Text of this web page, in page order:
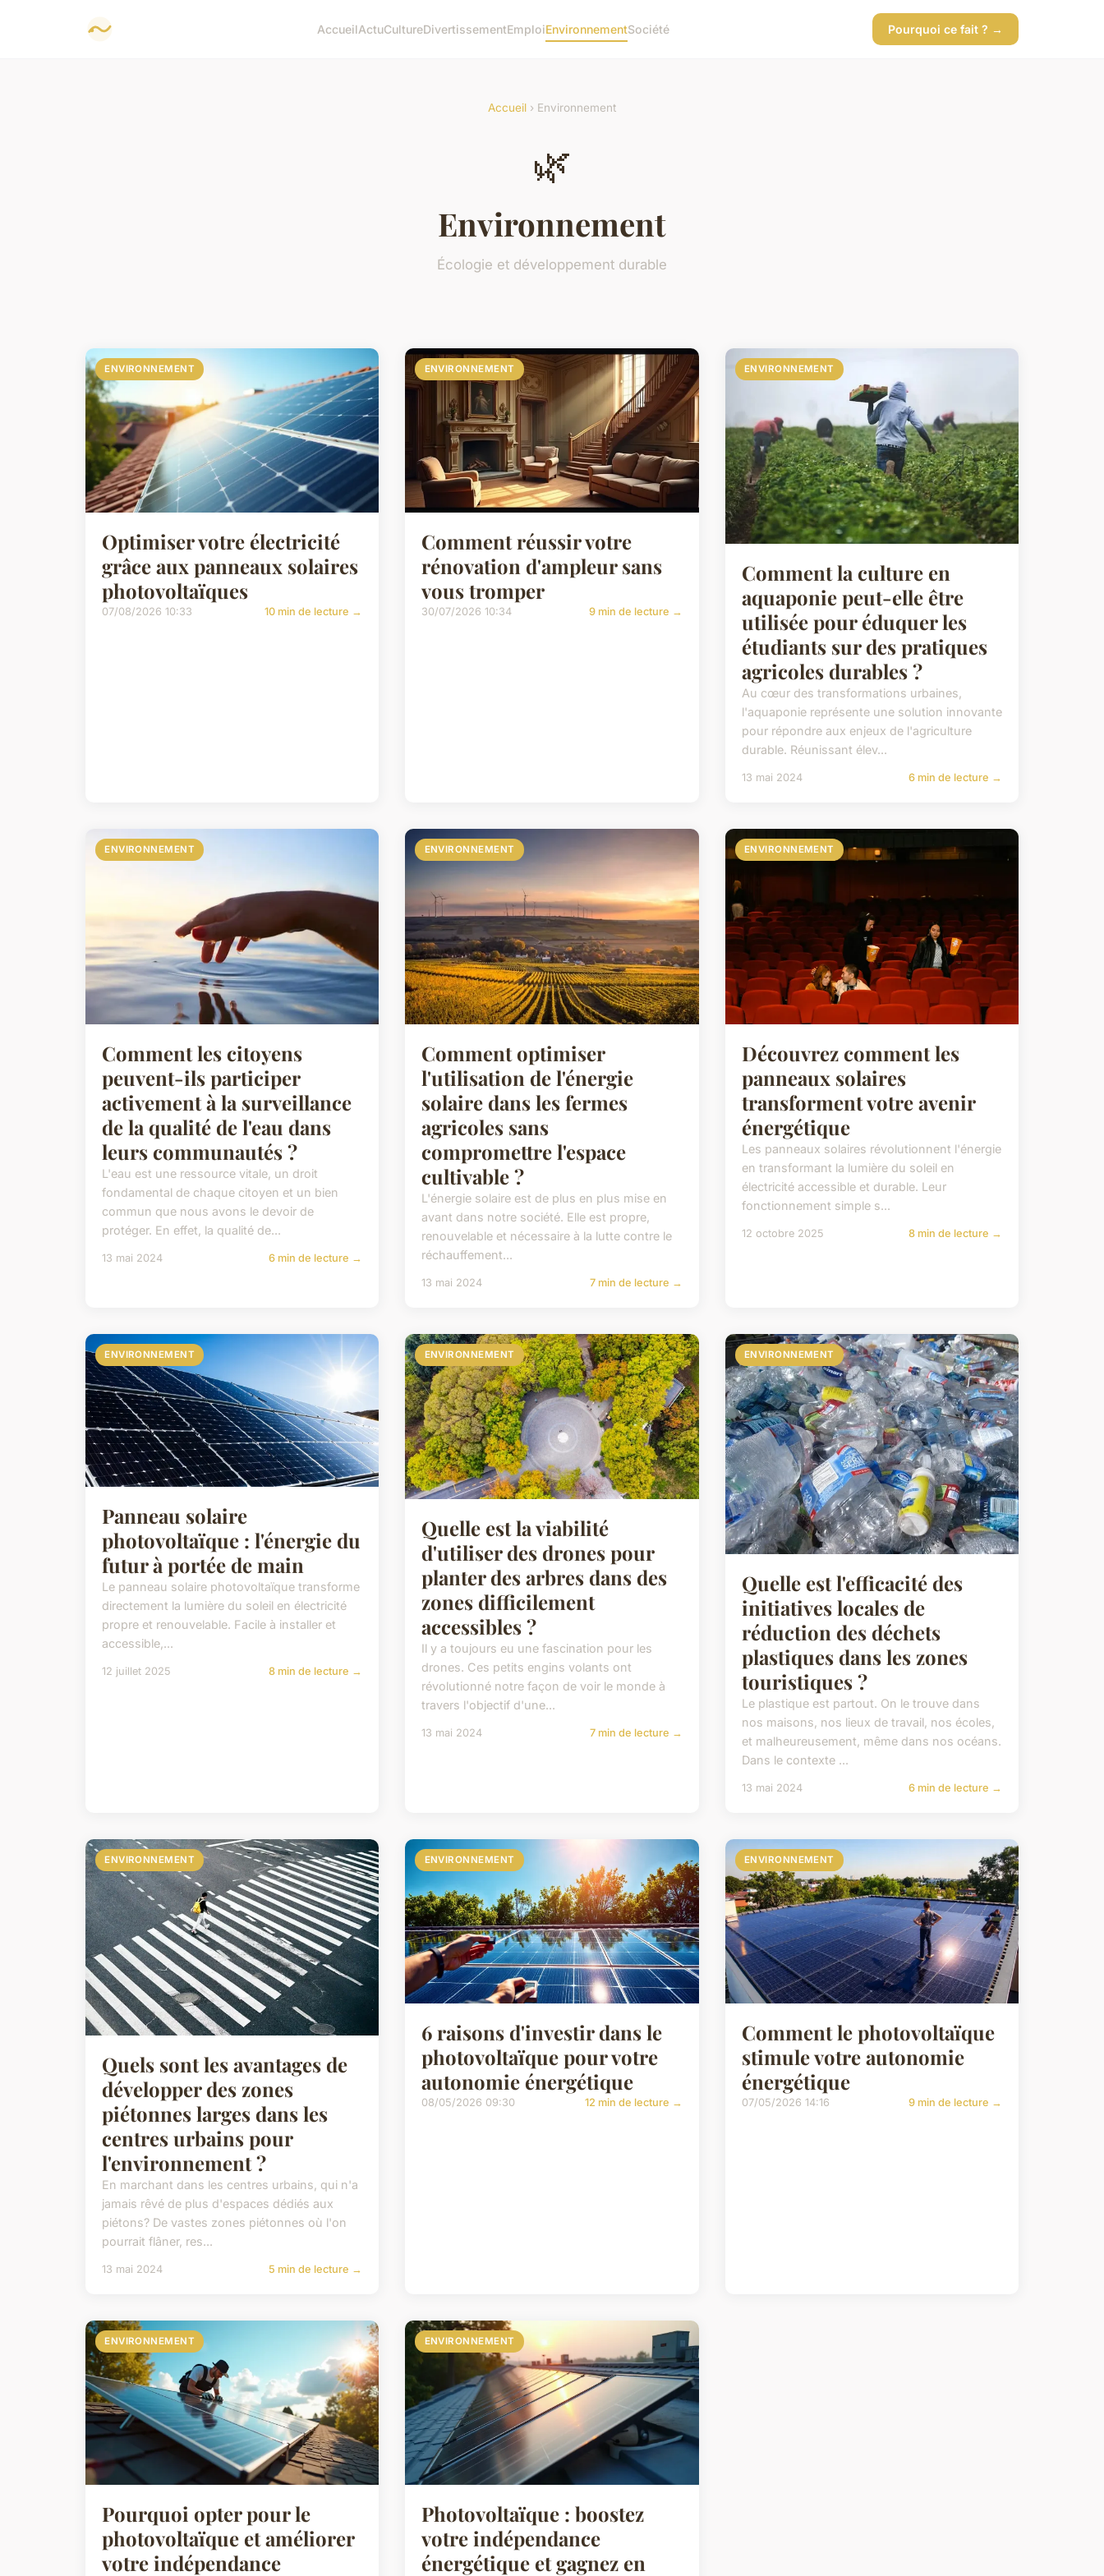
AccueilActuCultureDivertissementEmploiEnvironnementSociété Pourquoi ce fait ? →
Accueil › Environnement
🌿
Environnement
Écologie et développement durable
ENVIRONNEMENT
Optimiser votre électricité
grâce aux panneaux solaires
photovoltaïques
07/08/2026 10:33 10 min de lecture →
ENVIRONNEMENT
Comment réussir votre
rénovation d'ampleur sans
vous tromper
30/07/2026 10:34 9 min de lecture →
ENVIRONNEMENT
Comment la culture en
aquaponie peut-elle être
utilisée pour éduquer les
étudiants sur des pratiques
agricoles durables ?
Au cœur des transformations urbaines,
l'aquaponie représente une solution innovante
pour répondre aux enjeux de l'agriculture
durable. Réunissant élev...
13 mai 2024 6 min de lecture →
ENVIRONNEMENT
Comment les citoyens
peuvent-ils participer
activement à la surveillance
de la qualité de l'eau dans
leurs communautés ?
L'eau est une ressource vitale, un droit
fondamental de chaque citoyen et un bien
commun que nous avons le devoir de
protéger. En effet, la qualité de...
13 mai 2024 6 min de lecture →
ENVIRONNEMENT
Comment optimiser
l'utilisation de l'énergie
solaire dans les fermes
agricoles sans
compromettre l'espace
cultivable ?
L'énergie solaire est de plus en plus mise en
avant dans notre société. Elle est propre,
renouvelable et nécessaire à la lutte contre le
réchauffement...
13 mai 2024 7 min de lecture →
ENVIRONNEMENT
Découvrez comment les
panneaux solaires
transforment votre avenir
énergétique
Les panneaux solaires révolutionnent l'énergie
en transformant la lumière du soleil en
électricité accessible et durable. Leur
fonctionnement simple s...
12 octobre 2025 8 min de lecture →
ENVIRONNEMENT
Panneau solaire
photovoltaïque : l'énergie du
futur à portée de main
Le panneau solaire photovoltaïque transforme
directement la lumière du soleil en électricité
propre et renouvelable. Facile à installer et
accessible,...
12 juillet 2025 8 min de lecture →
ENVIRONNEMENT
Quelle est la viabilité
d'utiliser des drones pour
planter des arbres dans des
zones difficilement
accessibles ?
Il y a toujours eu une fascination pour les
drones. Ces petits engins volants ont
révolutionné notre façon de voir le monde à
travers l'objectif d'une...
13 mai 2024 7 min de lecture →
ENVIRONNEMENT
Quelle est l'efficacité des
initiatives locales de
réduction des déchets
plastiques dans les zones
touristiques ?
Le plastique est partout. On le trouve dans
nos maisons, nos lieux de travail, nos écoles,
et malheureusement, même dans nos océans.
Dans le contexte ...
13 mai 2024 6 min de lecture →
ENVIRONNEMENT
Quels sont les avantages de
développer des zones
piétonnes larges dans les
centres urbains pour
l'environnement ?
En marchant dans les centres urbains, qui n'a
jamais rêvé de plus d'espaces dédiés aux
piétons? De vastes zones piétonnes où l'on
pourrait flâner, res...
13 mai 2024 5 min de lecture →
ENVIRONNEMENT
6 raisons d'investir dans le
photovoltaïque pour votre
autonomie énergétique
08/05/2026 09:30 12 min de lecture →
ENVIRONNEMENT
Comment le photovoltaïque
stimule votre autonomie
énergétique
07/05/2026 14:16 9 min de lecture →
ENVIRONNEMENT
Pourquoi opter pour le
photovoltaïque et améliorer
votre indépendance
ENVIRONNEMENT
Photovoltaïque : boostez
votre indépendance
énergétique et gagnez en